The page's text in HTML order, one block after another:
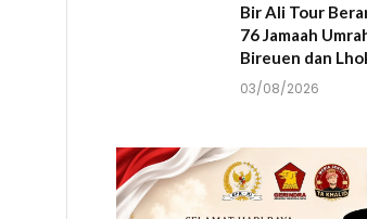
Bir Ali Tour
76 Jamaah
Bireuen dan
03/08/2026